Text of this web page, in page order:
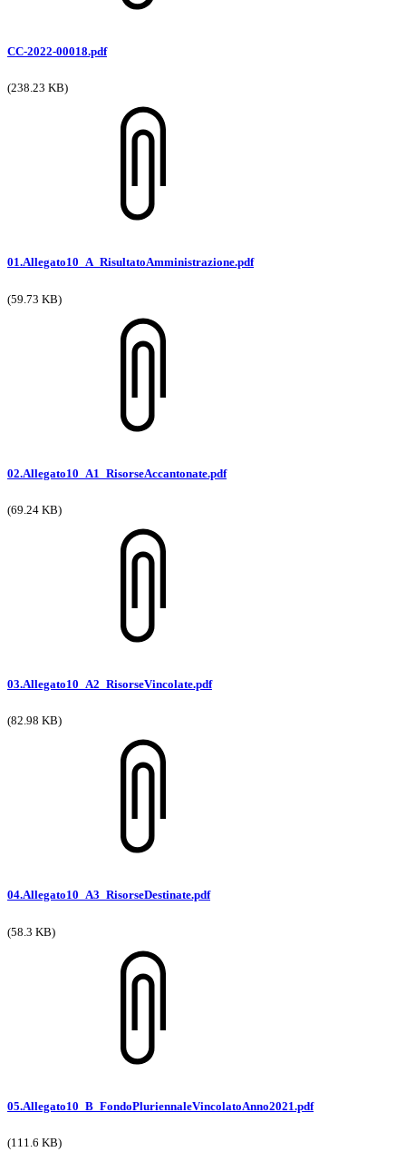
CC-2022-00018.pdf
(238.23 KB)
01.Allegato10_A_RisultatoAmministrazione.pdf
(59.73 KB)
02.Allegato10_A1_RisorseAccantonate.pdf
(69.24 KB)
03.Allegato10_A2_RisorseVincolate.pdf
(82.98 KB)
04.Allegato10_A3_RisorseDestinate.pdf
(58.3 KB)
05.Allegato10_B_FondoPluriennaleVincolatoAnno2021.pdf
(111.6 KB)